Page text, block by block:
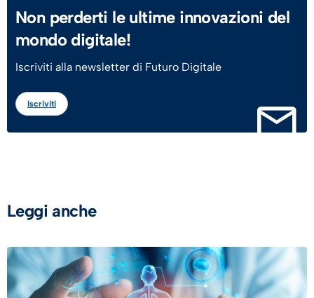
Non perderti le ultime innovazioni del
mondo digitale!
Iscriviti alla newsletter di Futuro Digitale
Iscriviti
Leggi anche